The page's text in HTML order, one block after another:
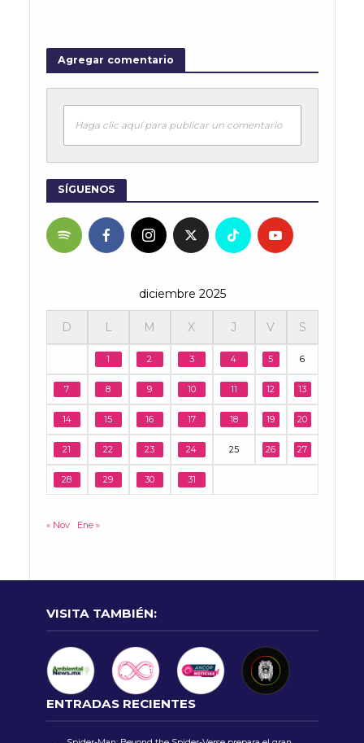
Agregar comentario
Haga clic aquí para publicar un comentario
SÍGUENOS
diciembre 2025
D L M X J V S
1 2 3 4 5 6
7 8 9 10 11 12 13
14 15 16 17 18 19 20
21 22 23 24 25 26 27
28 29 30 31
« Nov Ene »
VISITA TAMBIÉN:
ENTRADAS RECIENTES